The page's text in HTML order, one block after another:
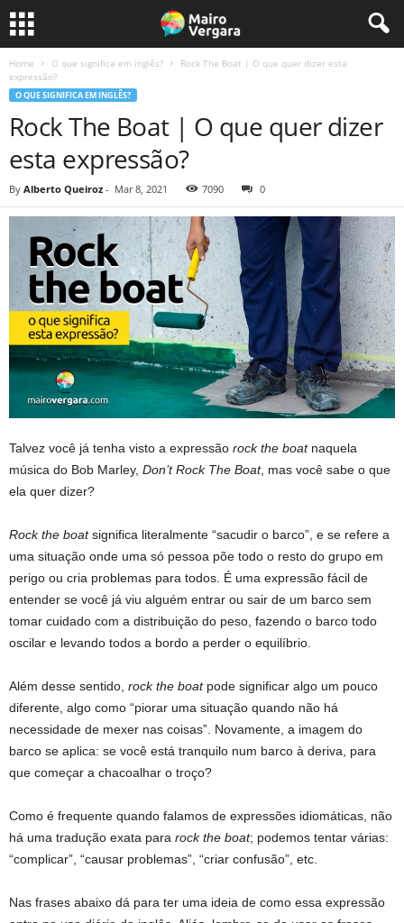
Home O que significa em inglês?
Rock The Boat | O que quer dizer esta
expressão?
O QUE SIGNIFICA EM INGLÊS?
Rock The Boat | O que quer dizer
esta expressão?
By Alberto Queiroz - Mar 8, 2021 7090 0
Talvez você já tenha visto a expressão rock the boatnaquela
música do Bob Marley, Don’t Rock The Boat, mas você sabe o que
ela quer dizer?
Rock the boatsignifica literalmente “sacudir o barco”, e se refere a
uma situação onde uma só pessoa põe todo o resto do grupo em
perigo ou cria problemas para todos. É uma expressão fácil de
entender se você já viu alguém entrar ou sair de um barco sem
tomar cuidado com a distribuição do peso, fazendo o barco todo
oscilar e levando todos a bordo a perder o equilíbrio.
Além desse sentido, rock the boatpode significar algo um pouco
diferente, algo como “piorar uma situação quando não há
necessidade de mexer nas coisas”. Novamente, a imagem do
barco se aplica: se você está tranquilo num barco à deriva, para
que começar a chacoalhar o troço?
Como é frequente quando falamos de expressões idiomáticas, não
há uma tradução exata para rock the boat; podemos tentar várias:
“complicar”, “causar problemas”, “criar confusão”, etc.
Nas frases abaixo dá para ter uma ideia de como essa expressão